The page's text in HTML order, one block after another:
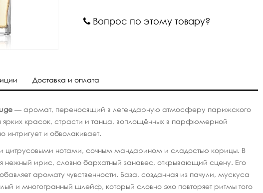
Вопрос по этому товару?
Доставка и оплата
— аромат, переносящий в легендарную атмосферу парижского
ярких красок, страсти и танца, воплощённых в парфюмерной
и обволакивает.
цитрусовыми нотами, сочным мандарином и сладостью корицы. В
нежный ирис, словно бархатный занавес, открывающий сцену. Его
аромату чувственности. База, созданная из пачули, мускуса
и многогранный шлейф, который словно эхо повторяет ритмы того